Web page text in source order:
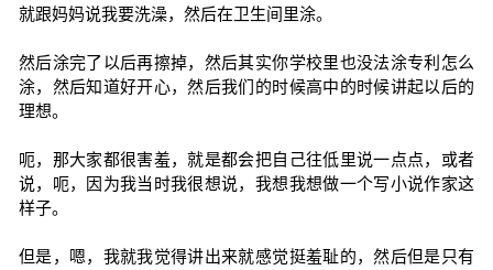
就跟妈妈说我要洗澡，然后在卫生间里涂。
然后涂完了以后再擦掉，然后其实你学校里也没法涂专利怎么
涂，然后知道好开心，然后我们的时候高中的时候讲起以后的
理想。
呃，那大家都很害羞，就是都会把自己往低里说一点点，或者
说，呃，因为我当时我很想说，我想我想做一个写小说作家这
样子。
但是，嗯，我就我觉得讲出来就感觉挺羞耻的，然后但是只有